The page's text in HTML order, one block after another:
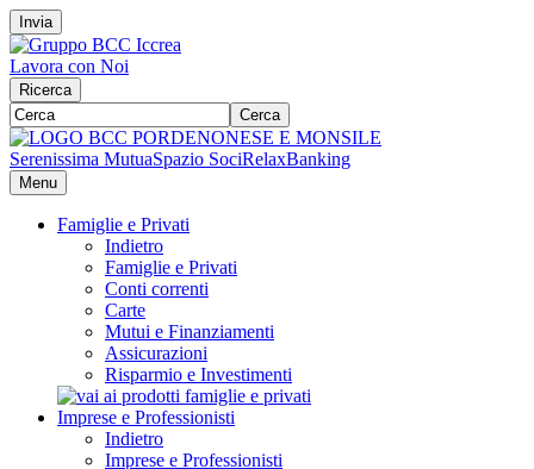
Invia
Lavora con Noi
Ricerca
Cerca
Serenissima MutuaSpazio SociRelaxBanking
Menu
Famiglie e Privati
Indietro
Famiglie e Privati
Conti correnti
Carte
Mutui e Finanziamenti
Assicurazioni
Risparmio e Investimenti
Imprese e Professionisti
Indietro
Imprese e Professionisti